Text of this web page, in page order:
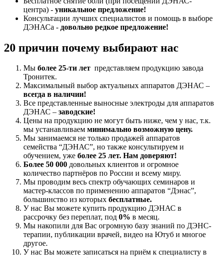
центра) - уникальное предложение!
Консультации лучших специалистов и помощь в выборе
ДЭНАСа - довольно редкое предложение!
20 причин почему выбирают нас
Мы более 25-ти лет представляем продукцию завода
Тронитек.
Максимальный выбор актуальных аппаратов ДЭНАС –
всегда в наличии!
Все представленные выносные электроды для аппаратов
ДЭНАС – заводские!
Цены на продукцию не могут быть ниже, чем у нас, т.к.
мы устанавливаем минимально возможную цену.
Мы занимаемся не только продажей аппаратов
семейства “ДЭНАС”, но также консультируем и
обучением, уже более 25 лет. Нам доверяют!
Более 50 000 довольных клиентов и огромное
количество партнёров по России и всему миру.
Мы проводим весь спектр обучающих семинаров и
мастер-классов по применению аппаратов “Дэнас”,
большинство из которых бесплатные.
У нас Вы можете купить продукцию ДЭНАС в
рассрочку без переплат, под 0% в месяц.
Мы накопили для Вас огромную базу знаний по ДЭНС-
терапии, публикации врачей, видео на Ютуб и многое
другое.
У нас Вы можете записаться на приём к специалисту в